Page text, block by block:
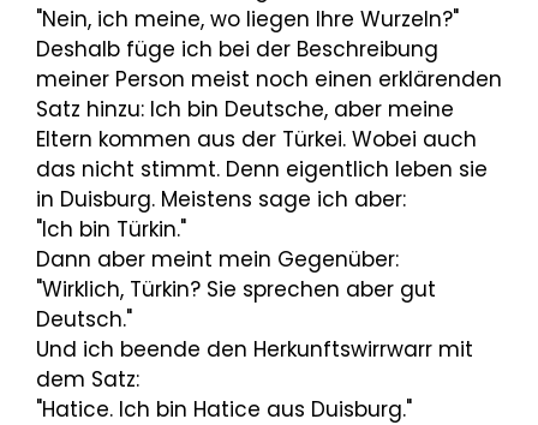
"Nein, ich meine, wo liegen Ihre Wurzeln?"
Deshalb füge ich bei der Beschreibung
meiner Person meist noch einen erklärenden
Satz hinzu: Ich bin Deutsche, aber meine
Eltern kommen aus der Türkei. Wobei auch
das nicht stimmt. Denn eigentlich leben sie
in Duisburg. Meistens sage ich aber:
"Ich bin Türkin."
Dann aber meint mein Gegenüber:
"Wirklich, Türkin? Sie sprechen aber gut
Deutsch."
Und ich beende den Herkunftswirrwarr mit
dem Satz:
"Hatice. Ich bin Hatice aus Duisburg."